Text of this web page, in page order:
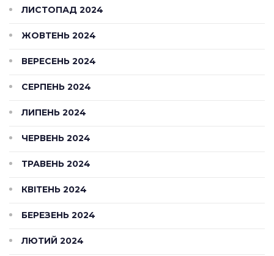
ЛИСТОПАД 2024
ЖОВТЕНЬ 2024
ВЕРЕСЕНЬ 2024
СЕРПЕНЬ 2024
ЛИПЕНЬ 2024
ЧЕРВЕНЬ 2024
ТРАВЕНЬ 2024
КВІТЕНЬ 2024
БЕРЕЗЕНЬ 2024
ЛЮТИЙ 2024